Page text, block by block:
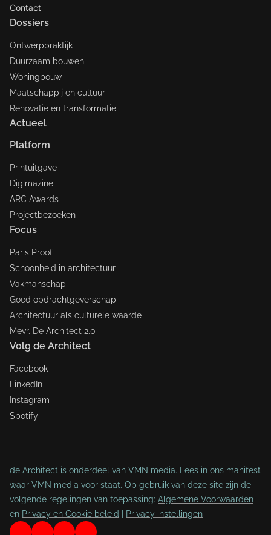
Contact
Dossiers
Ontwerppraktijk
Duurzaam bouwen
Woningbouw
Maatschappij en cultuur
Renovatie en transformatie
Actueel
Platform
Printuitgave
Digimazine
ARC Awards
Projectbezoeken
Focus
Paris Proof
Schoonheid in architectuur
Vakmanschap
Goed opdrachtgeverschap
Architectuur als culturele waarde
Mevr. De Architect 2.0
Volg de Architect
Facebook
LinkedIn
Instagram
Spotify
de Architect is onderdeel van VMN media. Lees in ons manifest
waar VMN media voor staat. Op gebruik van deze site zijn de
volgende regelingen van toepassing: Algemene Voorwaarden
en Privacy en Cookie beleid Privacy instellingen